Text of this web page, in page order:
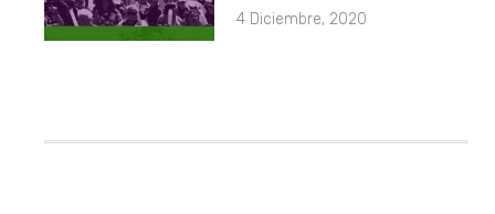
4 Diciembre, 2020